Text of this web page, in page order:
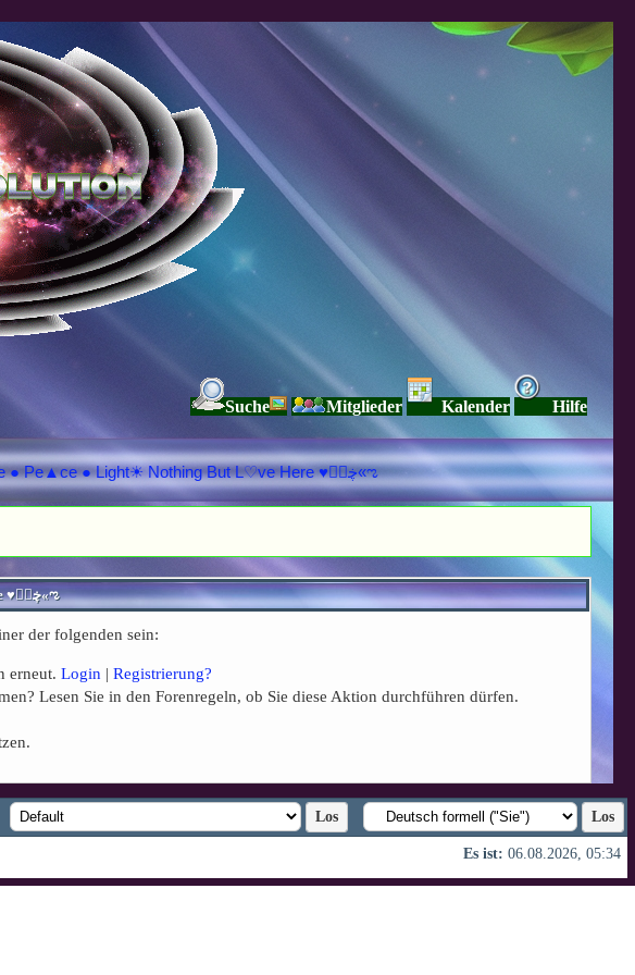
Suche Mitglieder Kalender Hilfe
♥ڿڰۣ«ಌ SPIRITUELLE Я Ξ √ Ω L U T ↑ ☼ N - Forum - WE ARE ALL ❤NE L♡ve ● Pe▲ce ● Light☀ Nothing But L♡ve Here ♥ڿڰۣ«ಌ
♥ڿڰۣ«ಌ SPIRITUELLE Я Ξ √ Ω L U T ↑ ☼ N - Forum - WE ARE ALL ❤NE L♡ve ● Pe▲ce ● Light☀ Nothing But L♡ve Here ♥ڿڰۣ«ಌ
der folgenden sein:
erneut. Login | Registrierung?
Lesen Sie in den Forenregeln, ob Sie diese Aktion durchführen dürfen.
Es ist: 06.08.2026, 05:34